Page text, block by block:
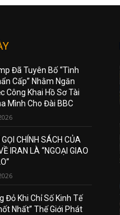
Đã Tuyên Bố “Tình
Cấp” Nhằm Ngăn
Công Khai Hồ Sơ Tài
Mình Cho Đài BBC
GỌI CHÍNH SÁCH CỦA
IRAN LÀ “NGOẠI GIAO
Đỏ Khi Chỉ Số Kinh Tế
Nhất” Thế Giới Phát